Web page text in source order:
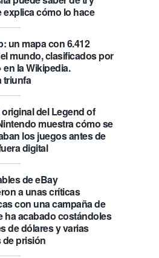
explica cómo lo hace
un mapa con 6.412
mundo, clasificados por
en la Wikipedia.
triunfa
del Legend of
muestra cómo se
los juegos antes de
digital
de eBay
a unas críticas
con una campaña de
ha acabado costándoles
de dólares y varias
prisión